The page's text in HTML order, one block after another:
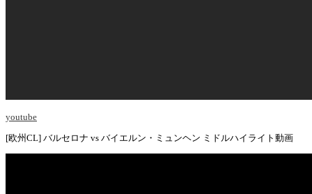
youtube
[欧州CL] バルセロナ vs バイエルン・ミュンヘン ミドルハイライト動画